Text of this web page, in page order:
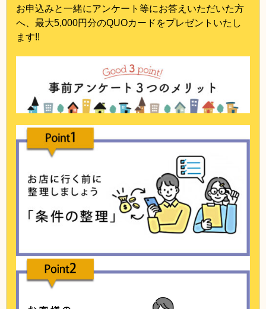
お申込みと一緒にアンケート等にお答えいただいた方
へ、最大5,000円分のQUOカードをプレゼントいたし
ます!!